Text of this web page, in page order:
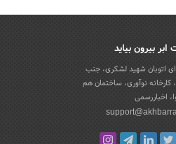
بیرون بیاید
اتوبان شهید لشکری، جنب
کارخانه نوآوری، ساختمان هم
اخباررسمی